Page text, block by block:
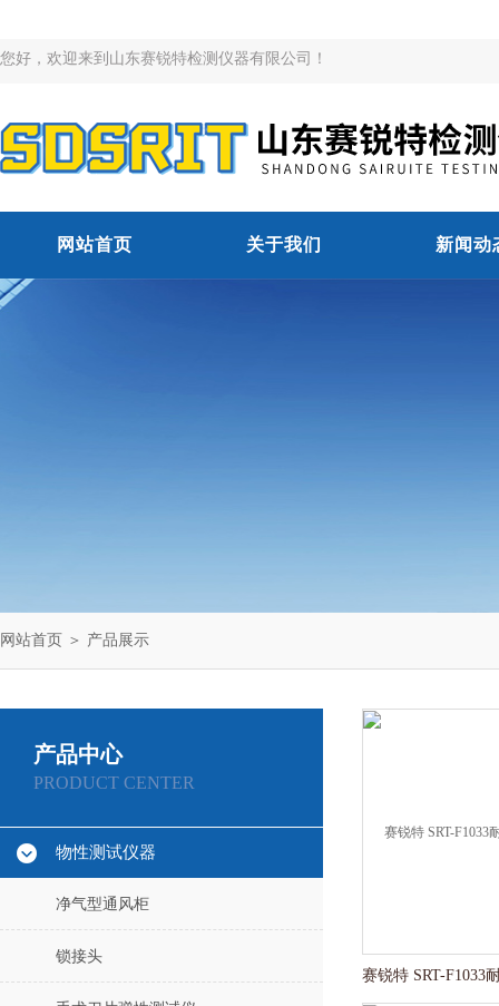
您好，欢迎来到山东赛锐特检测仪器有限公司！
网站首页 关于我们 新闻动
网站首页 ＞ 产品展示
产品中心
PRODUCT CENTER
物性测试仪器
净气型通风柜
锁接头